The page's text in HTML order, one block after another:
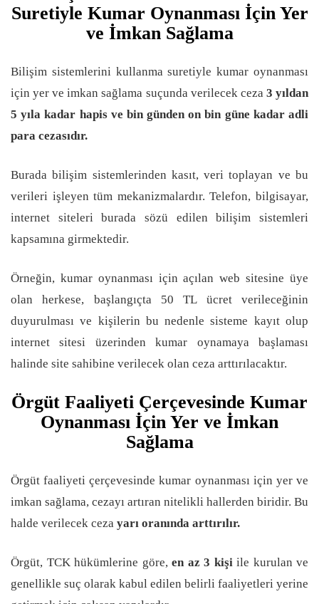
Suretiyle Kumar Oynanması İçin Yer
ve İmkan Sağlama
Bilişim sistemlerini kullanma suretiyle kumar oynanması
için yer ve imkan sağlama suçunda verilecek ceza 3 yıldan
5 yıla kadar hapis ve bin günden on bin güne kadar adli
para cezasıdır.
Burada bilişim sistemlerinden kasıt, veri toplayan ve bu
verileri işleyen tüm mekanizmalardır. Telefon, bilgisayar,
internet siteleri burada sözü edilen bilişim sistemleri
kapsamına girmektedir.
Örneğin, kumar oynanması için açılan web sitesine üye
olan herkese, başlangıçta 50 TL ücret verileceğinin
duyurulması ve kişilerin bu nedenle sisteme kayıt olup
internet sitesi üzerinden kumar oynamaya başlaması
halinde site sahibine verilecek olan ceza arttırılacaktır.
Örgüt Faaliyeti Çerçevesinde Kumar
Oynanması İçin Yer ve İmkan
Sağlama
Örgüt faaliyeti çerçevesinde kumar oynanması için yer ve
imkan sağlama, cezayı artıran nitelikli hallerden biridir. Bu
halde verilecek ceza yarı oranında arttırılır.
Örgüt, TCK hükümlerine göre, en az 3 kişi ile kurulan ve
genellikle suç olarak kabul edilen belirli faaliyetleri yerine